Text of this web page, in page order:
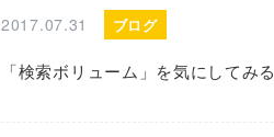
2017.07.31 ブログ
「検索ボリューム」を気にしてみる